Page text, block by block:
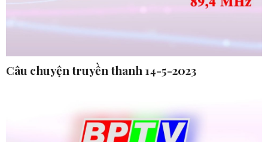
Câu chuyện truyền thanh 14-5-2023